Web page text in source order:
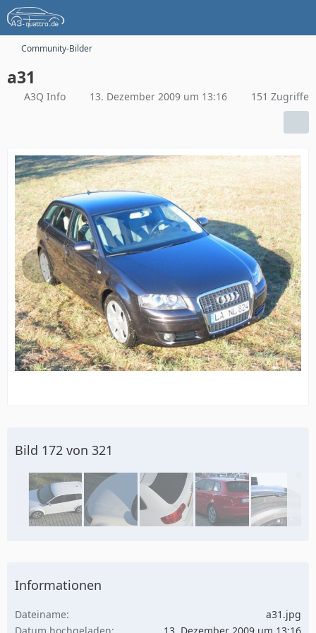
Community-Bilder
a31
A3Q Info 13. Dezember 2009 um 13:16 151 Zugriffe
Bild 172 von 321
Informationen
Dateiname
a31.jpg
Datum hochgeladen
13. Dezember 2009 um 13:16